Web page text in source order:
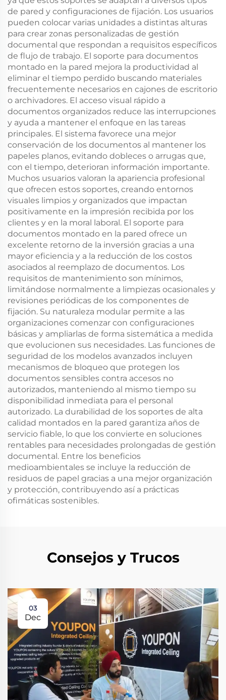
de pared y configuraciones de fijación. Los usuarios
pueden colocar varias unidades a distintas alturas
para crear zonas personalizadas de gestión
documental que respondan a requisitos específicos
de flujo de trabajo. El soporte para documentos
montado en la pared mejora la productividad al
eliminar el tiempo perdido buscando materiales
frecuentemente necesarios en cajones de escritorio
o archivadores. El acceso visual rápido a
documentos organizados reduce las interrupciones
y ayuda a mantener el enfoque en las tareas
principales. El sistema favorece una mejor
conservación de los documentos al mantener los
papeles planos, evitando dobleces o arrugas que,
con el tiempo, deterioran información importante.
Muchos usuarios valoran la apariencia profesional
que ofrecen estos soportes, creando entornos
visuales limpios y organizados que impactan
positivamente en la impresión recibida por los
clientes y en la moral laboral. El soporte para
documentos montado en la pared ofrece un
excelente retorno de la inversión gracias a una
mayor eficiencia y a la reducción de los costos
asociados al reemplazo de documentos. Los
requisitos de mantenimiento son mínimos,
limitándose normalmente a limpiezas ocasionales y
revisiones periódicas de los componentes de
fijación. Su naturaleza modular permite a las
organizaciones comenzar con configuraciones
básicas y ampliarlas de forma sistemática a medida
que evolucionen sus necesidades. Las funciones de
seguridad de los modelos avanzados incluyen
mecanismos de bloqueo que protegen los
documentos sensibles contra accesos no
autorizados, manteniendo al mismo tiempo su
disponibilidad inmediata para el personal
autorizado. La durabilidad de los soportes de alta
calidad montados en la pared garantiza años de
servicio fiable, lo que los convierte en soluciones
rentables para necesidades prolongadas de gestión
documental. Entre los beneficios
medioambientales se incluye la reducción de
residuos de papel gracias a una mejor organización
y protección, contribuyendo así a prácticas
ofimáticas sostenibles.
Consejos y Trucos
03
Dec